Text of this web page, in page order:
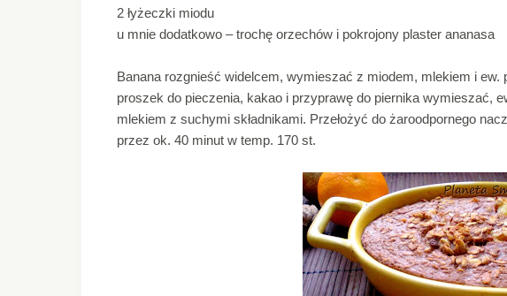
2 łyżeczki miodu
u mnie dodatkowo – trochę orzechów i pokrojony plaster ananasa
Banana rozgnieść widelcem, wymieszać z miodem, mlekiem i ew.
proszek do pieczenia, kakao i przyprawę do piernika wymieszać,
mlekiem z suchymi składnikami. Przełożyć do żaroodpornego
przez ok. 40 minut w temp. 170 st.